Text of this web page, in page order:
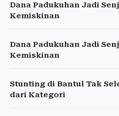
Dana Padukuhan Jadi
Kemiskinan
Dana Padukuhan Jadi
Kemiskinan
Stunting di Bantul Tak
dari Kategori